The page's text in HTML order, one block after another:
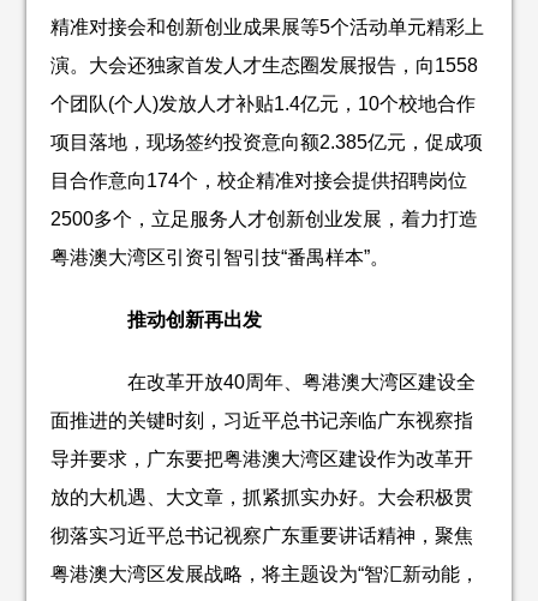
精准对接会和创新创业成果展等5个活动单元精彩上
演。大会还独家首发人才生态圈发展报告，向1558
个团队(个人)发放人才补贴1.4亿元，10个校地合作
项目落地，现场签约投资意向额2.385亿元，促成项
目合作意向174个，校企精准对接会提供招聘岗位
2500多个，立足服务人才创新创业发展，着力打造
粤港澳大湾区引资引智引技“番禺样本”。
推动创新再出发
在改革开放40周年、粤港澳大湾区建设全
面推进的关键时刻，习近平总书记亲临广东视察指
导并要求，广东要把粤港澳大湾区建设作为改革开
放的大机遇、大文章，抓紧抓实办好。大会积极贯
彻落实习近平总书记视察广东重要讲话精神，聚焦
粤港澳大湾区发展战略，将主题设为“智汇新动能，